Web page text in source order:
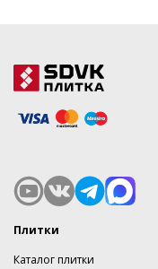
Плитки
Каталог плитки